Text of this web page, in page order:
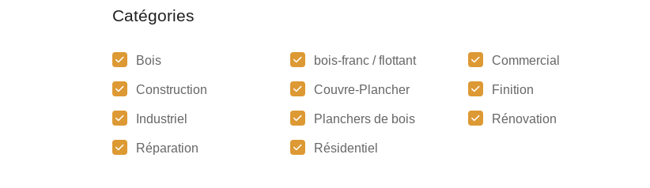
Catégories
Bois bois-franc / flottant Commercial
Construction Couvre-Plancher Finition
Industriel Planchers de bois Rénovation
Réparation Résidentiel